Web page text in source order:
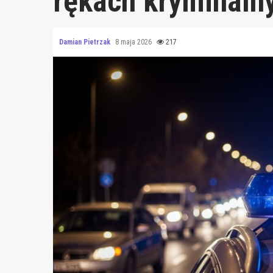
Damian Pietrzak 8 maja 2026 217